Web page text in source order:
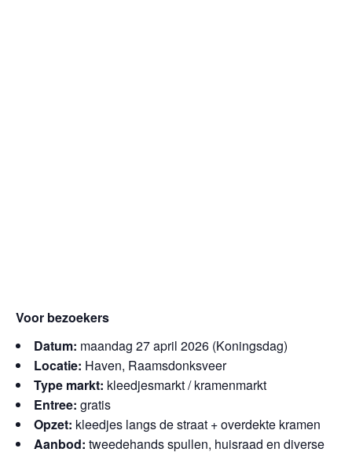
Voor bezoekers
Datum: maandag 27 april 2026 (Koningsdag)
Locatie: Haven, Raamsdonksveer
Type markt: kleedjesmarkt / kramenmarkt
Entree: gratis
Opzet: kleedjes langs de straat + overdekte kramen
Aanbod: tweedehands spullen, huisraad en diverse